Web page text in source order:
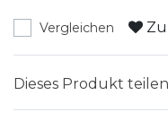
Vergleichen
Dieses Produkt teilen